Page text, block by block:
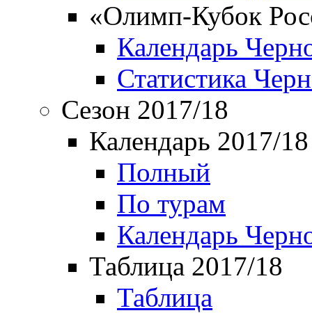
«Олимп-Кубок
Календарь
Статистика
Сезон 2017/18
Календарь 2017/18
Полный
По турам
Календарь
Таблица 2017/18
Таблица